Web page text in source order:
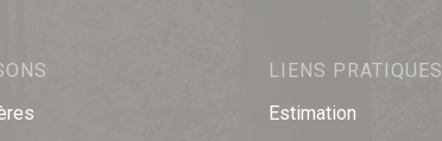
LIENS PRATIQUES
Estimation